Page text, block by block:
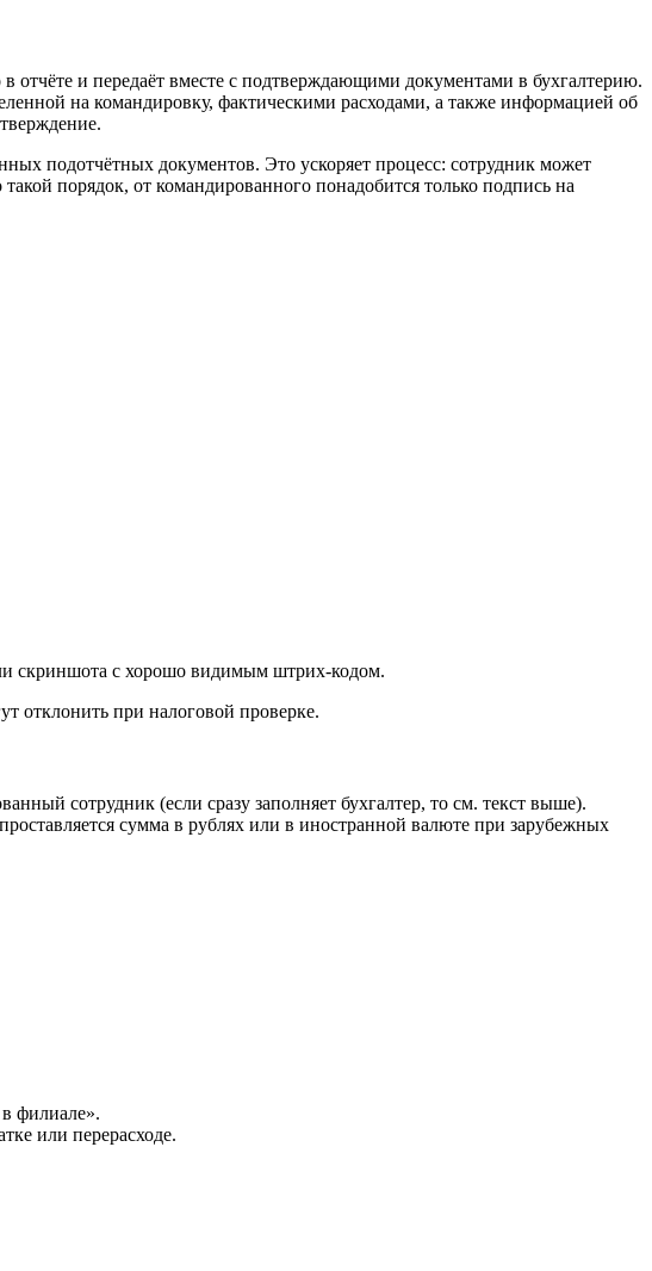
отчёте и передаёт вместе с подтверждающими документами в бухгалтерию.
на командировку, фактическими расходами, а также информацией об
подотчётных документов. Это ускоряет процесс: сотрудник может
порядок, от командированного понадобится только подпись на
скриншота с хорошо видимым штрих‑кодом.
отклонить при налоговой проверке.
сотрудник (если сразу заполняет бухгалтер, то см. текст выше).
сумма в рублях или в иностранной валюте при зарубежных
филиале».
или перерасходе.